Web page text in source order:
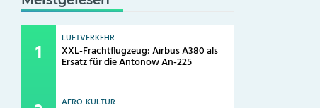
LUFTVERKEHR
XXL-Frachtflugzeug: Airbus A380 als
Ersatz für die Antonow An-225
AERO-KULTUR